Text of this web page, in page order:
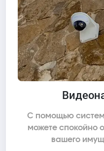
С помощью
можете спокойно
вашего